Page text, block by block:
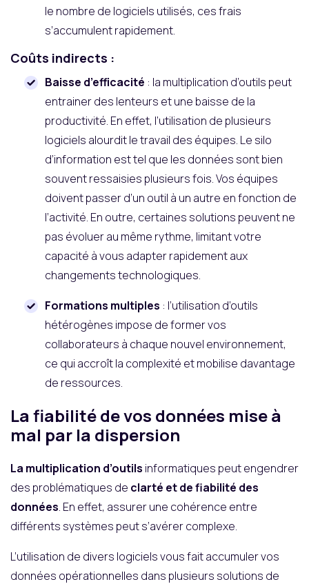
le nombre de logiciels utilisés, ces frais
s’accumulent rapidement.
Coûts indirects :
Baisse d’efficacité : la multiplication d’outils peut
entrainer des lenteurs et une baisse de la
productivité. En effet, l’utilisation de plusieurs
logiciels alourdit le travail des équipes. Le silo
d’information est tel que les données sont bien
souvent ressaisies plusieurs fois. Vos équipes
doivent passer d’un outil à un autre en fonction de
l’activité. En outre, certaines solutions peuvent ne
pas évoluer au même rythme, limitant votre
capacité à vous adapter rapidement aux
changements technologiques.
Formations multiples : l’utilisation d’outils
hétérogènes impose de former vos
collaborateurs à chaque nouvel environnement,
ce qui accroît la complexité et mobilise davantage
de ressources.
La fiabilité de vos données mise à
mal par la dispersion
La multiplication d’outils informatiques peut engendrer
des problématiques de clarté et de fiabilité des
données. En effet, assurer une cohérence entre
différents systèmes peut s’avérer complexe.
L’utilisation de divers logiciels vous fait accumuler vos
données opérationnelles dans plusieurs solutions de